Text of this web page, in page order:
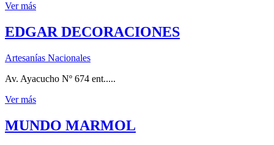
Ver más
EDGAR DECORACIONES
Artesanías Nacionales
Av. Ayacucho Nº 674 ent.....
Ver más
MUNDO MARMOL